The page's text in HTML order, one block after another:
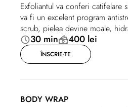
Exfoliantul va conferi catifelare
va fi un excelent program
scrub, pielea devine moale,
30 min 400 lei
ÎNSCRIE-TE
BODY WRAP